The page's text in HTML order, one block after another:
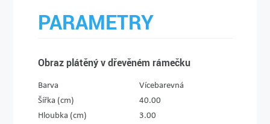
PARAMETRY
Obraz plátěný v dřevěném rámečku
Barva
Vícebarevná
Šířka (cm)
40.00
Hloubka (cm)
3.00